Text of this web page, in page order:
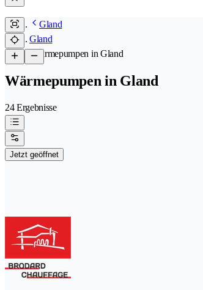
Gland
Gland
/Wärmepumpen in Gland
Wärmepumpen in Gland
24 Ergebnisse
Jetzt geöffnet